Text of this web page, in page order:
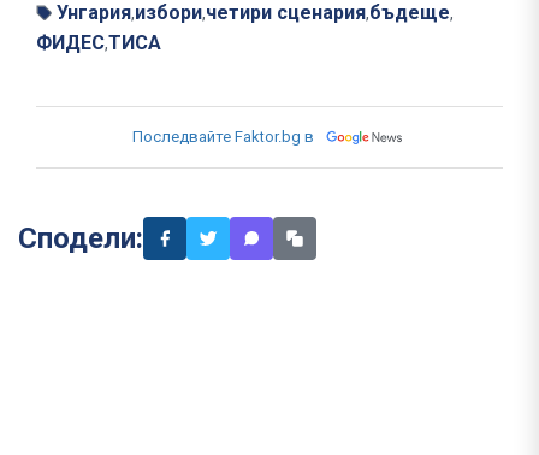
Унгария,избори,четири сценария,бъдеще,
ФИДЕС,ТИСА
Последвайте Faktor.bg в
Сподели: